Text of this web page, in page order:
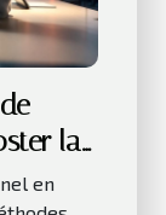
la
en